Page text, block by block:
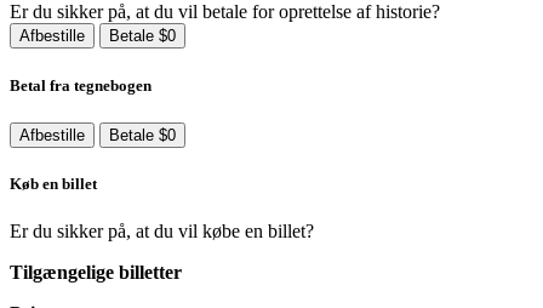
Er du sikker på, at du vil betale for oprettelse af historie?
Afbestille Betale $0
Betal fra tegnebogen
Afbestille Betale $0
Køb en billet
Er du sikker på, at du vil købe en billet?
Tilgængelige billetter